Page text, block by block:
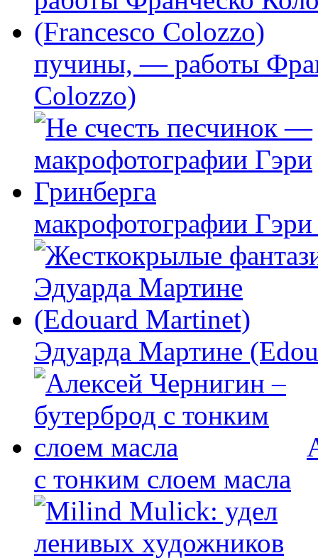
пучины, — работы
Colozzo)
макрофотографии Гэри
Эдуарда Мартине
с тонким слоем масла